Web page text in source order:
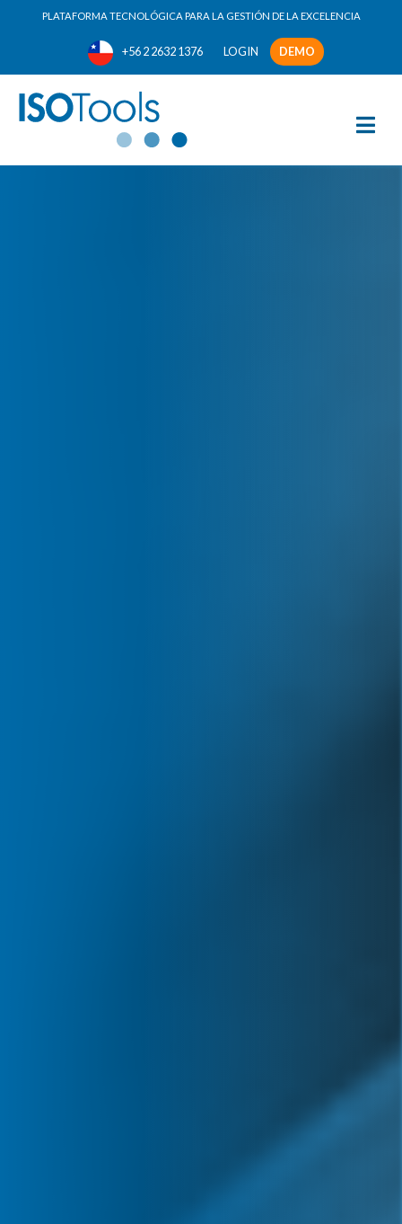
PLATAFORMA TECNOLÓGICA PARA LA GESTIÓN DE LA EXCELENCIA
+56 2 2632 1376 LOGIN DEMO